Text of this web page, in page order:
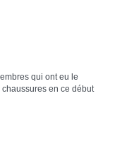
qui ont eu le
en ce début